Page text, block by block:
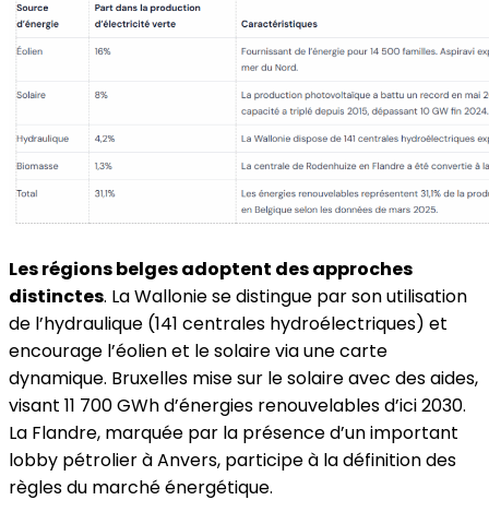
Les régions belges adoptent des approches
distinctes. La Wallonie se distingue par son utilisation
de l’hydraulique (141 centrales hydroélectriques) et
encourage l’éolien et le solaire via une carte
dynamique. Bruxelles mise sur le solaire avec des aides,
visant 11 700 GWh d’énergies renouvelables d’ici 2030.
La Flandre, marquée par la présence d’un important
lobby pétrolier à Anvers, participe à la définition des
règles du marché énergétique.